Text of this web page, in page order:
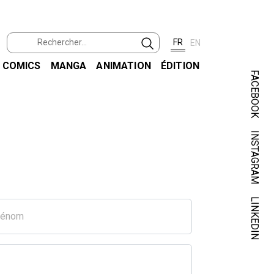
FR EN
COMICS MANGA ANIMATION ÉDITION
FACEBOOK
INSTAGRAM
LINKEDIN